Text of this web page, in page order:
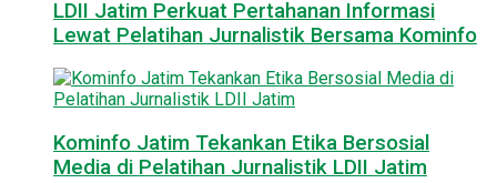
LDII Jatim Perkuat Pertahanan Informasi
Lewat Pelatihan Jurnalistik Bersama Kominfo
Kominfo Jatim Tekankan Etika Bersosial
Media di Pelatihan Jurnalistik LDII Jatim